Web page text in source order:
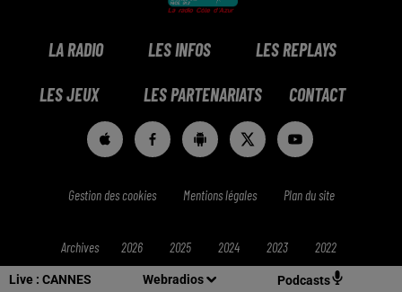
Live : CANNES
Webradios Podcasts
LA RADIO LES INFOS LES REPLAYS
LES JEUX LES PARTENARIATS CONTACT
Gestion des cookies Mentions légales Plan du site
Archives 2026 2025 2024 2023 2022